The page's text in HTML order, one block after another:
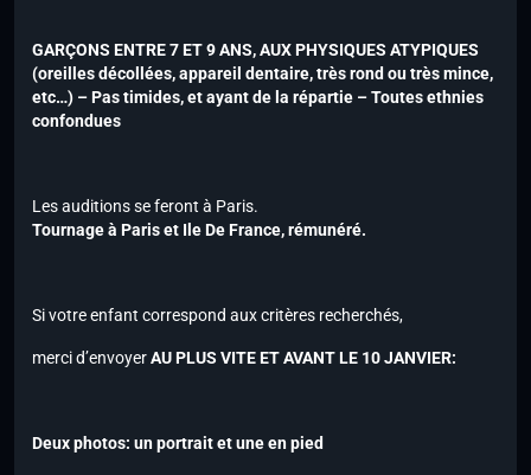
GARÇONS ENTRE 7 ET 9 ANS, AUX PHYSIQUES ATYPIQUES
(oreilles décollées, appareil dentaire, très rond ou très mince,
etc…) –Pas timides, et ayant de la répartie –Toutes ethnies
confondues
Les auditions se feront à Paris.
Tournage à Paris et Ile De France, rémunéré.
Si votre enfant correspond aux critères recherchés,
merci d’envoyerAU PLUS VITE ET AVANT LE 10 JANVIER:
Deux photos: un portrait et une en pied